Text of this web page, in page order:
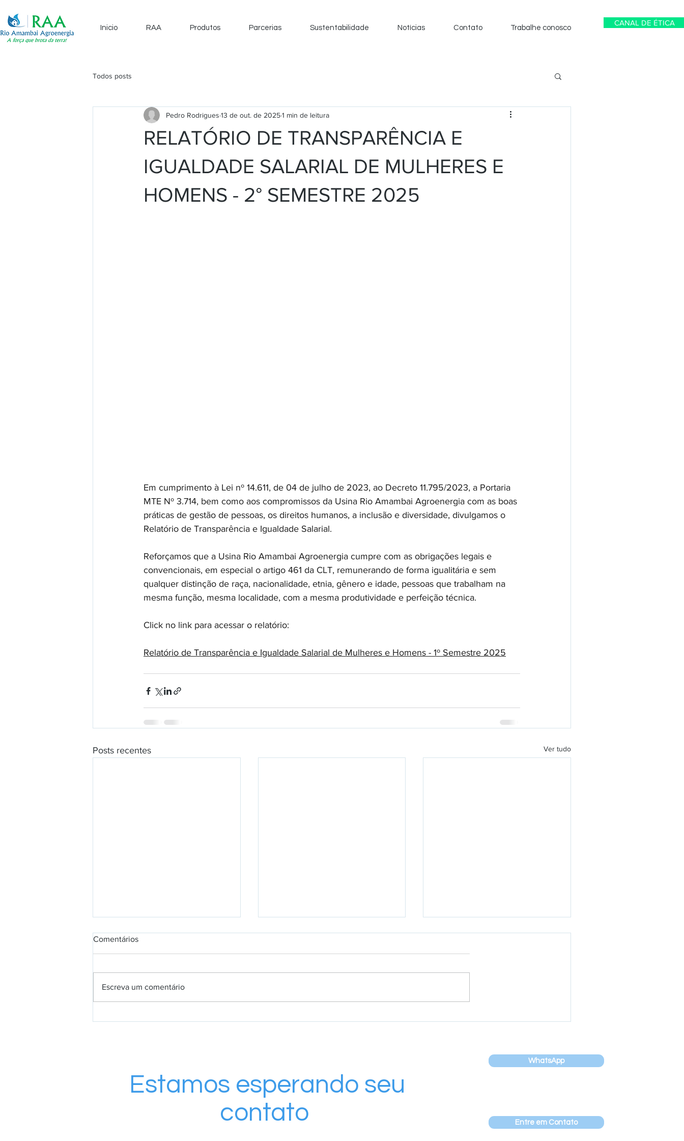
Inicio RAA Produtos Parcerias Sustentabilidade Notícias Contato Trabalhe conosco
CANAL DE ÉTICA
Todos posts
RELATÓRIO DE TRANSPARÊNCIA E
IGUALDADE SALARIAL DE MULHERES E
HOMENS - 2° SEMESTRE 2025
Pedro Rodrigues 13 de out. de 20251 min de leitura
Em cumprimento à Lei nº 14.611, de 04 de julho de 2023, ao Decreto 11.795/2023, a Portaria
MTE Nº 3.714, bem como aos compromissos da Usina Rio Amambai Agroenergia com as boas
práticas de gestão de pessoas, os direitos humanos, a inclusão e diversidade, divulgamos o
Relatório de Transparência e Igualdade Salarial.
Reforçamos que a Usina Rio Amambai Agroenergia cumpre com as obrigações legais e
convencionais, em especial o artigo 461 da CLT, remunerando de forma igualitária e sem
qualquer distinção de raça, nacionalidade, etnia, gênero e idade, pessoas que trabalham na
mesma função, mesma localidade, com a mesma produtividade e perfeição técnica.
Click no link para acessar o relatório:
Relatório de Transparência e Igualdade Salarial de Mulheres e Homens - 1º Semestre 2025
Posts recentes Ver tudo
comunicação
Comentários
Escreva um comentário
Estamos esperando seu
contato
WhatsApp
Entre em Contato